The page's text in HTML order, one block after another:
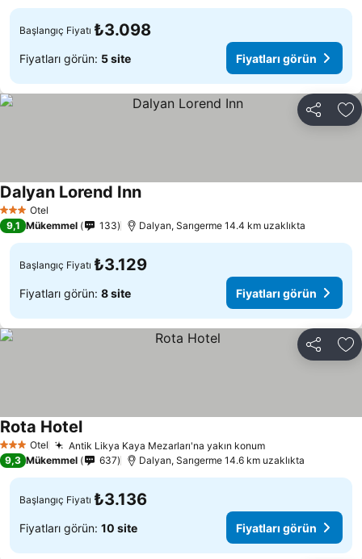
Başlangıç Fiyatı ₺3.098
Fiyatları görün: 5 site Fiyatları görün
Paylaş
3 YıldızOtel
Dalyan Lorend Inn
9,1 Mükemmel 133 Dalyan, Sarıgerme 14.4 km uzaklıkta
Başlangıç Fiyatı ₺3.129
Fiyatları görün: 8 site Fiyatları görün
Paylaş
3 YıldızOtel Antik Likya Kaya Mezarları'na yakın konum
Rota Hotel
9,3 Mükemmel 637 Dalyan, Sarıgerme 14.6 km uzaklıkta
Başlangıç Fiyatı ₺3.136
Fiyatları görün: 10 site Fiyatları görün